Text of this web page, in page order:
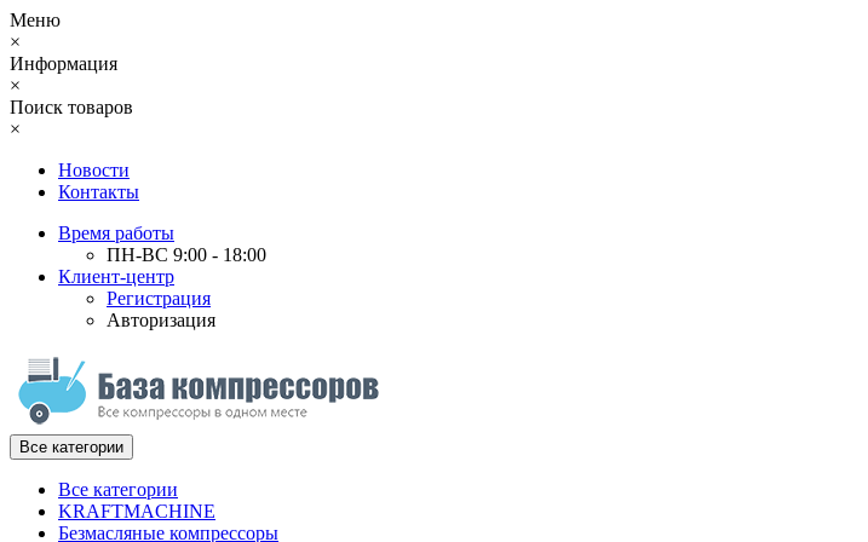
Меню
×
Информация
×
Поиск товаров
×
Новости
Контакты
Время работы
ПН-ВС 9:00 - 18:00
Клиент-центр
Регистрация
Авторизация
Все категории
Все категории
KRAFTMACHINE
Безмасляные компрессоры